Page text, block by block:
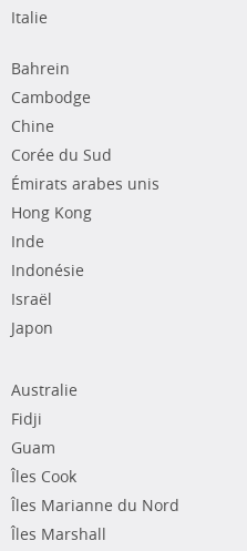
Italie
Bahrein
Cambodge
Chine
Corée du Sud
Émirats arabes unis
Hong Kong
Inde
Indonésie
Israël
Japon
Australie
Fidji
Guam
Îles Cook
Îles Marianne du Nord
Îles Marshall